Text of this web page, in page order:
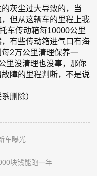
灰尘过大导致的，当
但从这辆车的里程上我
车传动箱每10000公里
有些传动箱进气口有海
2万公里清理保养一
里没清理也没事，那你
障的里程判断，不是说
删除）
车曝光
块钱能跑一年